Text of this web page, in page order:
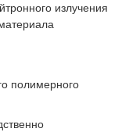
излучения
полимерного